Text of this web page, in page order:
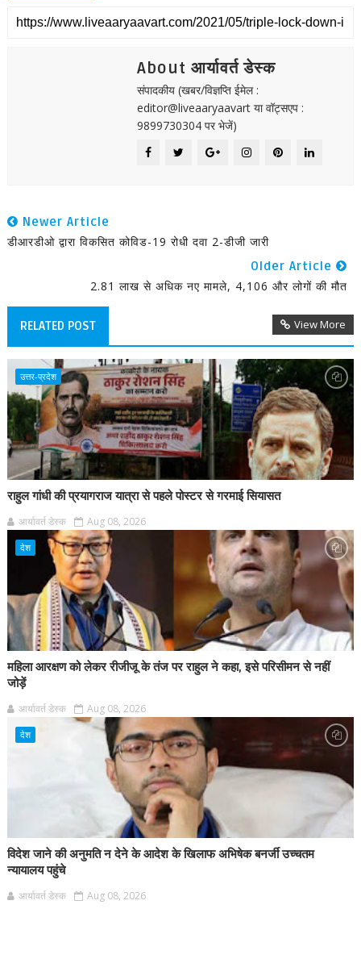
About आर्यावर्त डेस्क
संपादकीय (खबर/विज्ञप्ति ईमेल :
editor@liveaaryaavart या वॉट्सएप :
9899730304 पर भेजें)
Newer Article
डीआरडीओ द्वारा विकसित कोविड-19 रोधी दवा 2-डीजी जारी
Older Article
2.81 लाख से अधिक नए मामले, 4,106 और लोगों की मौत
RELATED POST View More
उत्तर-प्रदेश
राहुल गांधी की प्रयागराज यात्रा से पहले पोस्टर से गरमाई सियासत
आर्यावर्त डेस्क Aug 08, 2026
देश
महिला आरक्षण को लेकर रीजीजू के तंज पर राहुल ने कहा, इसे परिसीमन से नहीं
जोड़ें
आर्यावर्त डेस्क Aug 08, 2026
देश
विदेश जाने की अनुमति न देने के आदेश के खिलाफ अभिषेक बनर्जी उच्चतम
न्यायालय पहुंचे
आर्यावर्त डेस्क Aug 08, 2026